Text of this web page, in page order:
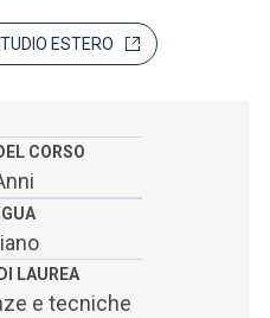
STAFF
ESTERO
CORSO
LAUREA
e tecniche